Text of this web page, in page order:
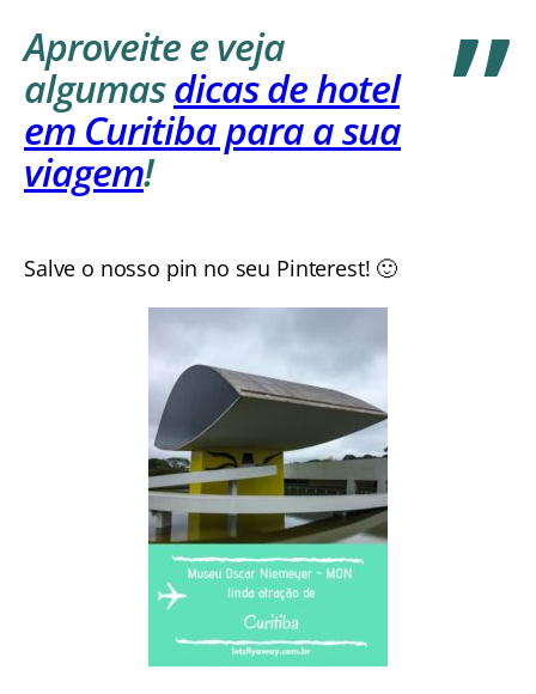
Aproveite e veja
algumasdicas de hotel
em Curitiba para a sua
viagem!
Salve o nosso pin no seu Pinterest! 🙂